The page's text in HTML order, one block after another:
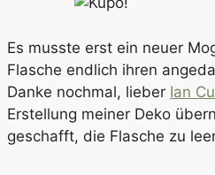
Es musste erst ein neuer
Flasche endlich ihren
Danke nochmal, lieber Ian
Erstellung meiner Deko
geschafft, die Flasche zu